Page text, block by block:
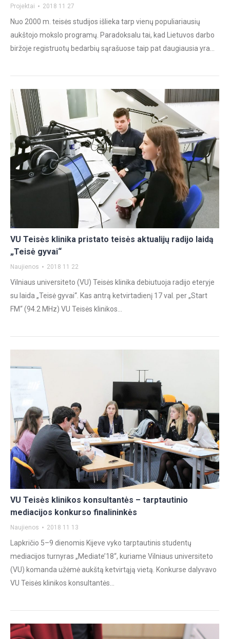
Projektai 2018 11 27
Nuo 2000 m. teisės studijos išlieka tarp vienų populiariausių
aukštojo mokslo programų. Paradoksalu tai, kad Lietuvos darbo
biržoje registruotų bedarbių sąrašuose taip pat daugiausia yra…
VU Teisės klinika pristato teisės aktualijų radijo laidą
„Teisė gyvai“
Naujienos 2018 11 22
Vilniaus universiteto (VU) Teisės klinika debiutuoja radijo eteryje
su laida „Teisė gyvai“. Kas antrą ketvirtadienį 17 val. per „Start
FM“ (94.2 MHz) VU Teisės klinikos…
VU Teisės klinikos konsultantės – tarptautinio
mediacijos konkurso finalininkės
Naujienos 2018 11 13
Lapkričio 5–9 dienomis Kijeve vyko tarptautinis studentų
mediacijos turnyras „Mediate’18“, kuriame Vilniaus universiteto
(VU) komanda užėmė aukštą ketvirtąją vietą. Konkurse dalyvavo
VU Teisės klinikos konsultantės…